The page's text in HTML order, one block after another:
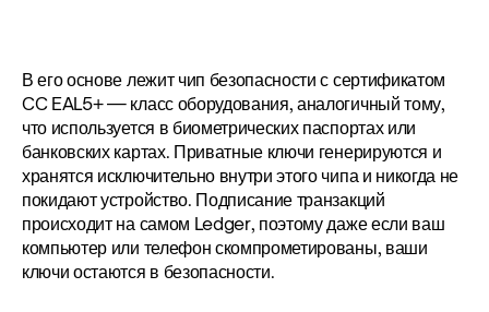
В его основе лежит чип безопасности с сертификатом
CC EAL5+ — класс оборудования, аналогичный тому,
что используется в биометрических паспортах или
банковских картах. Приватные ключи генерируются и
хранятся исключительно внутри этого чипа и никогда не
покидают устройство. Подписание транзакций
происходит на самом Ledger, поэтому даже если ваш
компьютер или телефон скомпрометированы, ваши
ключи остаются в безопасности.